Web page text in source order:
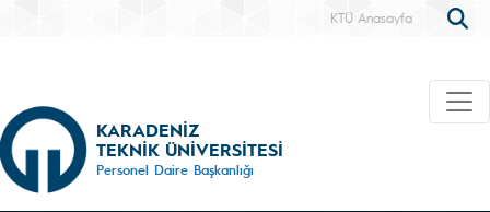
KTÜ Anasayfa
KARADENİZ
TEKNİK ÜNİVERSİTESİ
Personel Daire Başkanlığı